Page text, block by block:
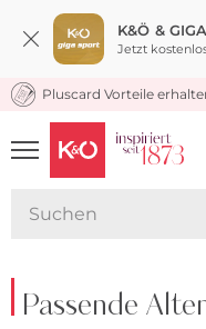
K&Ö &
Jetzt
KOSTENLOSER
Pluscard Vorteile
UNSERE APP
CLICK &
Passende